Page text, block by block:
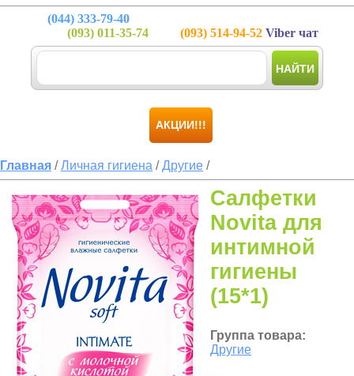
(044) 333-79-40
(093) 011-35-74 (093) 514-94-52 Viber чат
НАЙТИ
АКЦИИ!!!
Главная /Личная гигиена /Другие /
Салфетки
Novita для
интимной
гигиены
(15*1)
Группа товара:
Другие